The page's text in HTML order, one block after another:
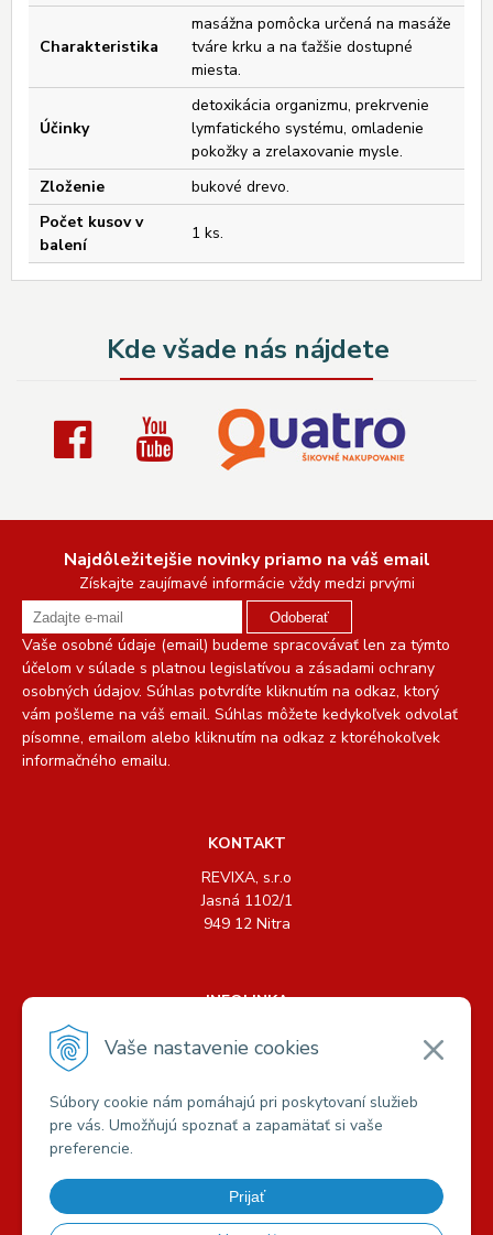
Vaše nastavenie cookies
Súbory cookie nám pomáhajú pri poskytovaní služieb
pre vás. Umožňujú spoznať a zapamätať si vaše
preferencie.
Prijať
Charakteristika
masážna pomôcka určená na masáže
tváre krku a na ťažšie dostupné
miesta.
Účinky
detoxikácia organizmu, prekrvenie
lymfatického systému, omladenie
pokožky a zrelaxovanie mysle.
Zloženie
bukové drevo.
Počet kusov v
balení
1 ks.
Kde všade nás nájdete
Najdôležitejšie novinky priamo na váš email
Získajte zaujímavé informácie vždy medzi prvými
Odoberať
Vaše osobné údaje (email) budeme spracovávať len za týmto
účelom v súlade s platnou legislatívou a zásadami ochrany
osobných údajov. Súhlas potvrdíte kliknutím na odkaz, ktorý
vám pošleme na váš email. Súhlas môžete kedykoľvek odvolať
písomne, emailom alebo kliknutím na odkaz z ktoréhokoľvek
informačného emailu.
KONTAKT
REVIXA, s.r.o
Jasná 1102/1
949 12 Nitra
INFOLINKA
Tel.: +421 904 158 489, +421 904 440 726
E-mail:info@revixa.sk
VŠETKO O NÁKUPE
Obchodné podmienky
Podmienky ochrany osobných údajov